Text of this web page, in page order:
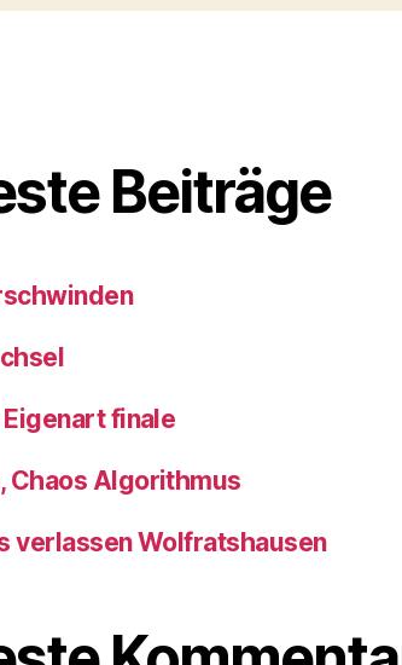
Beiträge
finale
Chaos Algorithmus
verlassen Wolfratshausen